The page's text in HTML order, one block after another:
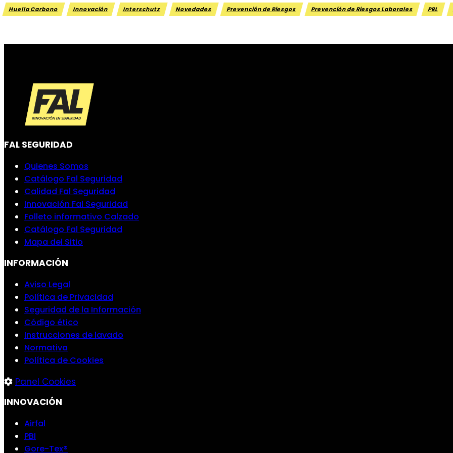
Huella Carbono Innovación Interschutz Novedades Prevención de Riesgos Prevención de Riesgos Laborales PRL
FAL SEGURIDAD
Quienes Somos
Catálogo Fal Seguridad
Calidad Fal Seguridad
Innovación Fal Seguridad
Folleto informativo Calzado
Catálogo Fal Seguridad
Mapa del Sitio
INFORMACIÓN
Aviso Legal
Política de Privacidad
Seguridad de la Información
Código ético
Instrucciones de lavado
Normativa
Política de Cookies
Panel Cookies
INNOVACIÓN
Airfal
PBI
Gore-Tex®